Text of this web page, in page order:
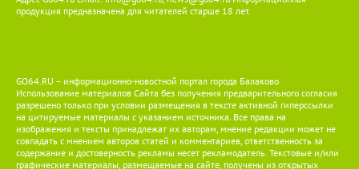
продукция предназначена для читателей старше 18 лет.
GO64.RU – информационно-новостной портал города Балаково
Использование материалов Сайта без получения предварительного согласия
разрешено только при условии размещения в тексте активной гиперссылки
на цитируемые материалы с указанием источника. Все права на
изображения и тексты принадлежат их авторам, мнение редакции может не
совпадать с мнением авторов статей и комментариев, ответственность за
содержание и достоверность рекламы несет рекламодатель. Текстовые и/или
графические материалы, размещаемые на сайте, получены из открытых